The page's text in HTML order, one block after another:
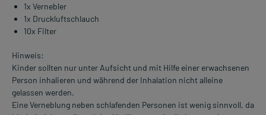
1x Vernebler
1x Druckluftschlauch
10x Filter
Hinweis:
Kinder sollten nur unter Aufsicht und mit Hilfe einer erwachsenen
Person inhalieren und während der Inhalation nicht alleine
gelassen werden.
Eine Verneblung neben schlafenden Personen ist wenig sinnvoll, da